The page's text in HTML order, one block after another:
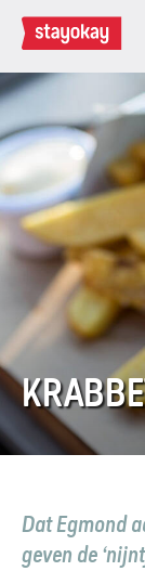
Dat Egmond
geven de